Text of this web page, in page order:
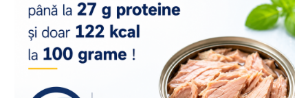
Salariul minim in Europa in 2026 – Romania pe locul 20
din 22 in UE